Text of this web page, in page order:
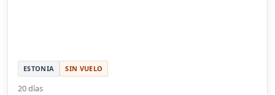
ESTONIA SIN VUELO
20 días